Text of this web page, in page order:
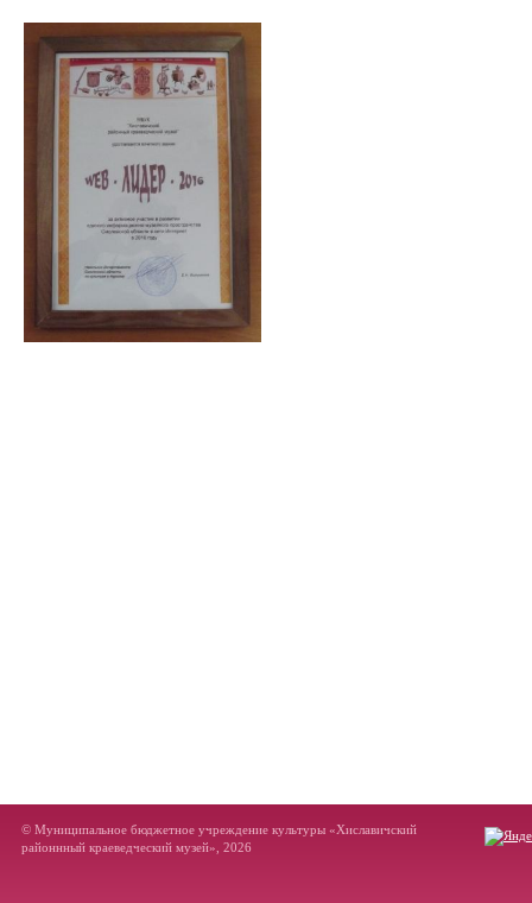
© Муниципальное бюджетное учреждение культуры «Хиславичский
районнный краеведческий музей», 2026